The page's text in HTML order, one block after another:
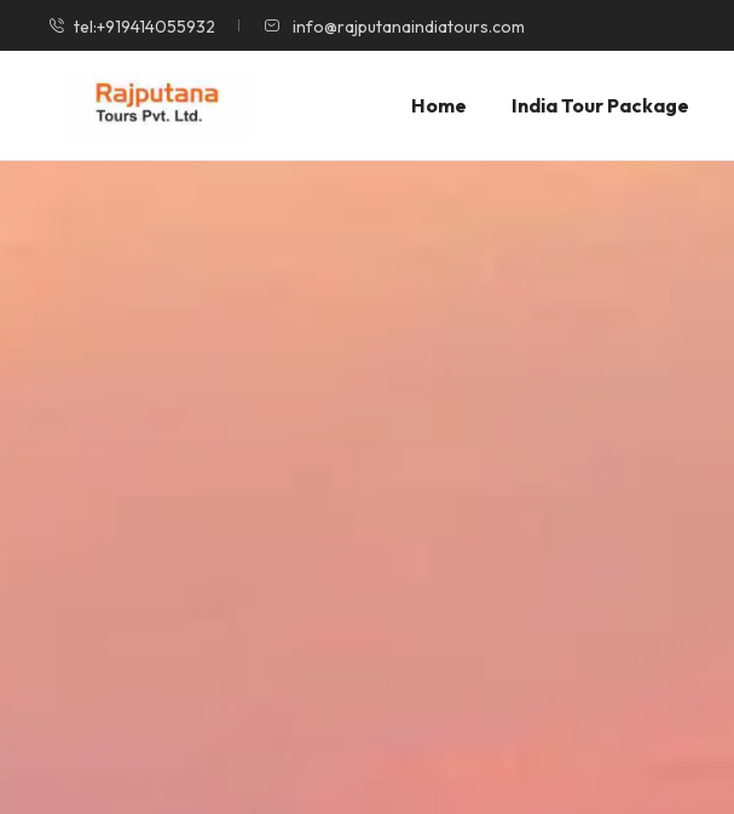
tel:+919414055932 info@rajputanaindiatours.com
Home India Tour Package